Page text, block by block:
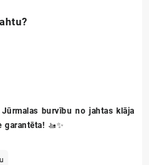
burvību no jahtas klāja
garantēta! 🚤✨